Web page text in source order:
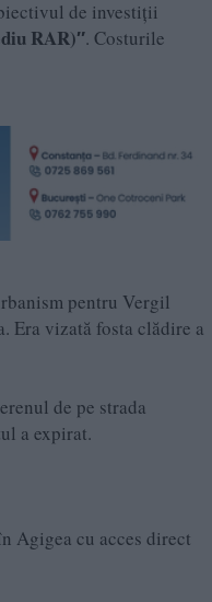
de investiţii
RAR)″. Costurile
pentru Vergil
Era vizată fosta clădire a
de pe strada
a expirat.
Agigea cu acces direct